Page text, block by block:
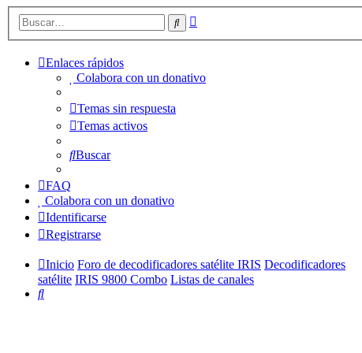
Buscar
Enlaces rápidos
Colabora con un donativo
Temas sin respuesta
Temas activos
Buscar
FAQ
Colabora con un donativo
Identificarse
Registrarse
Inicio Foro de decodificadores satélite IRIS Decodificadores
satélite IRIS 9800 Combo Listas de canales
Buscar